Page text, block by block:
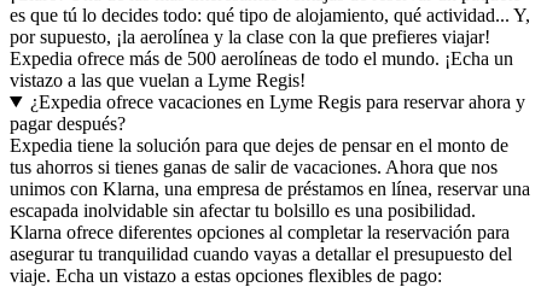
es que tú lo decides todo: qué tipo de alojamiento, qué actividad... Y,
por supuesto, ¡la aerolínea y la clase con la que prefieres viajar!
Expedia ofrece más de 500 aerolíneas de todo el mundo. ¡Echa un
vistazo a las que vuelan a Lyme Regis!
¿Expedia ofrece vacaciones en Lyme Regis para reservar ahora y
pagar después?
Expedia tiene la solución para que dejes de pensar en el monto de
tus ahorros si tienes ganas de salir de vacaciones. Ahora que nos
unimos con Klarna, una empresa de préstamos en línea, reservar una
escapada inolvidable sin afectar tu bolsillo es una posibilidad.
Klarna ofrece diferentes opciones al completar la reservación para
asegurar tu tranquilidad cuando vayas a detallar el presupuesto del
viaje. Echa un vistazo a estas opciones flexibles de pago: